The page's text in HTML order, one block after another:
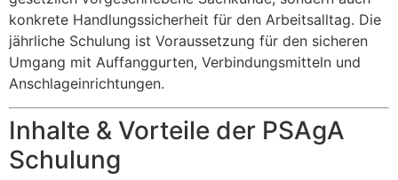
konkrete Handlungssicherheit für den Arbeitsalltag. Die
jährliche Schulung ist Voraussetzung für den sicheren
Umgang mit Auffanggurten, Verbindungsmitteln und
Anschlageinrichtungen.
Inhalte & Vorteile der PSAgA
Schulung